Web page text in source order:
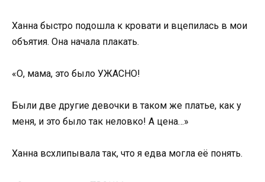
Ханна быстро подошла к кровати и вцепилась в мои
объятия. Она начала плакать.
«О, мама, это было УЖАСНО!
Были две другие девочки в таком же платье, как у
меня, и это было так неловко! А цена…»
Ханна всхлипывала так, что я едва могла её понять.